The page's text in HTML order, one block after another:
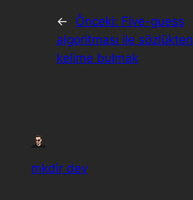
← Önceki: Five-guess
algoritması ile sözlükten
kelime bulmak
mkdir dev